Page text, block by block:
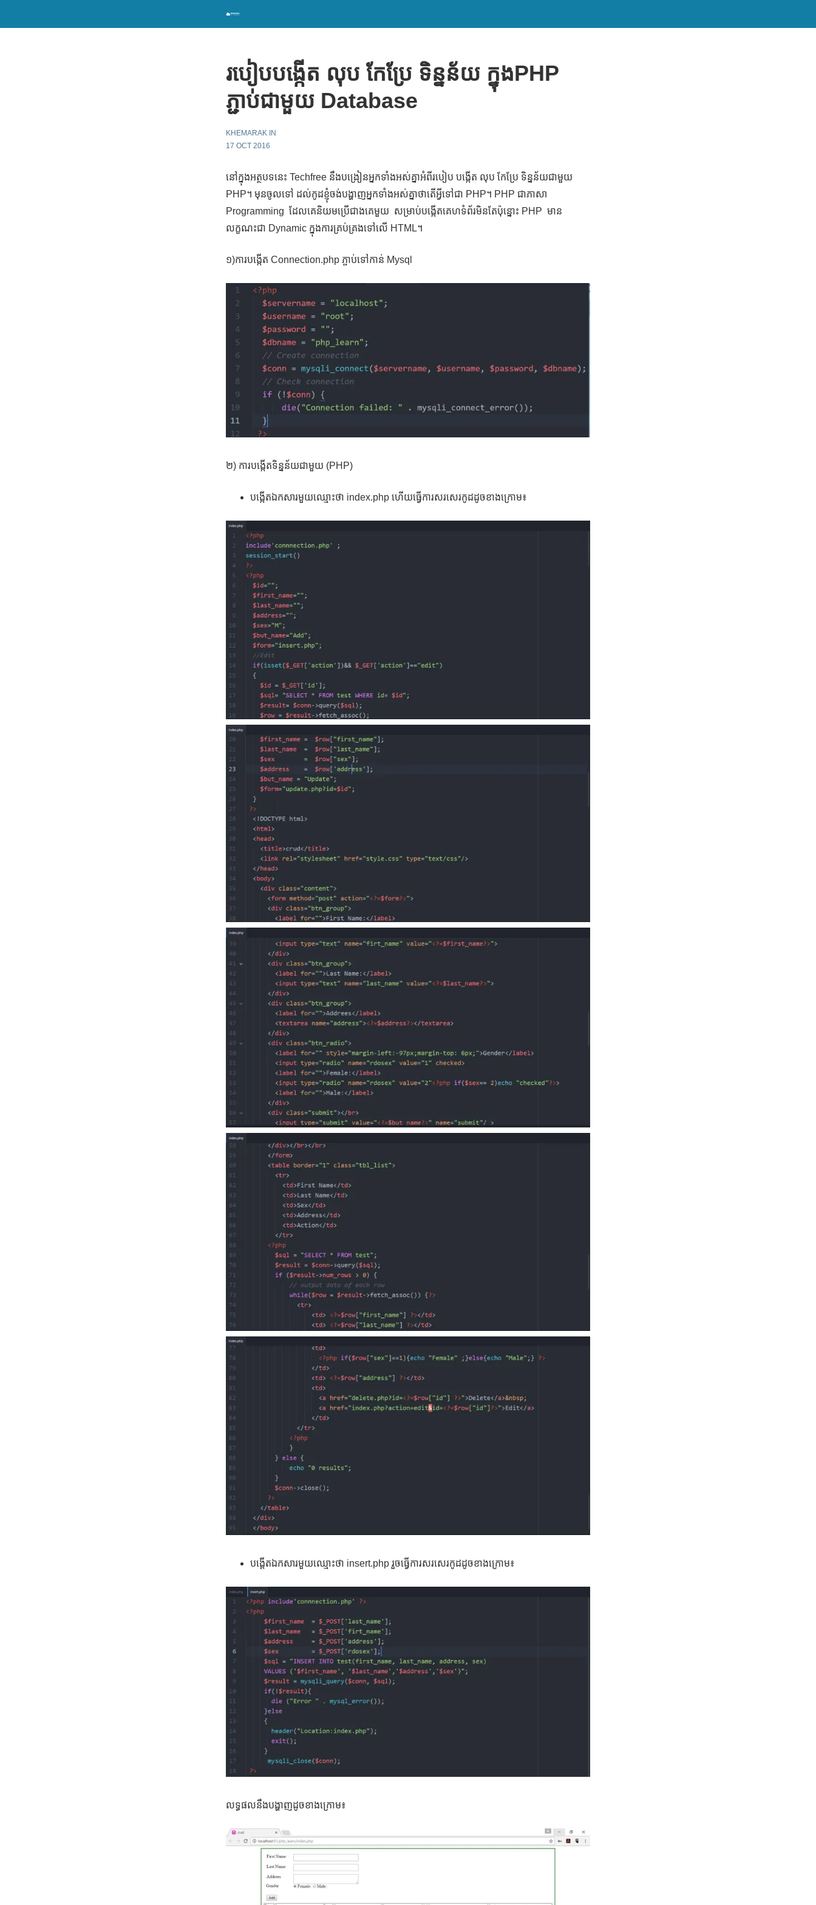
របៀបបង្កើត លុប កែប្រែ ទិន្នន័យ ក្នុងPHP
ភ្ជាប់ជាមួយ Database
KHEMARAK IN
17 OCT 2016
នៅក្នុងអត្ថបទនេះ Techfree នឹងបង្រៀនអ្នកទាំងអស់គ្នាអំពីរបៀប បង្កើត លុប កែប្រែ ទិន្នន័យជាមួយ
PHP។ មុនចូលទៅ ដល់កូដខ្ញុំចង់បង្ហាញអ្នកទាំងអស់គ្នាថាតើអ្វីទៅជា PHP។ PHP ជាភាសា
Programming ដែលគេនិយមប្រើជាងគេមួយ សម្រាប់បង្កើតគេហទំព័រមិនតែប៉ុន្នោះ PHP មាន
លក្ខណះជា Dynamic ក្នុងការគ្រប់គ្រងទៅលើ HTML។
១)ការបង្កើត Connection.php ភ្ចាប់ទៅកាន់ Mysql
២) ការបង្កើតទិន្នន័យជាមួយ (PHP)
បង្កើតឯកសារមួយឈ្មោះថា index.php ហើយធ្វើការសរសេរកូដដូចខាងក្រោម៖
បង្តើតឯកសារមួយឈ្មោះថា insert.php រួចធ្វើការសរសេរកូដដូចខាងក្រោម៖
លទ្ធផលនឹងបង្ហាញដូចខាងក្រោម៖